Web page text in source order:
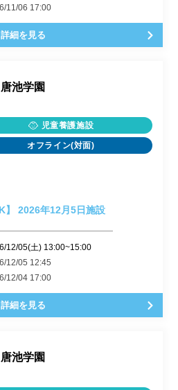
11/06 17:00
詳細を見る
唐池学園
児童養護施設
オフライン(対面)
】 2026年12月5日施設
12/05(土) 13:00~15:00
12/05 12:45
12/04 17:00
詳細を見る
唐池学園